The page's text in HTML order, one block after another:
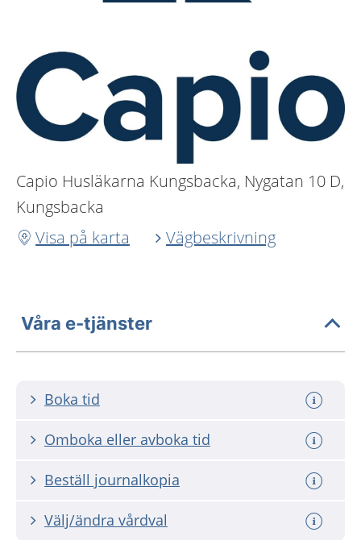
Capio Husläkarna Kungsbacka, Nygatan 10 D,
Kungsbacka
Visa på karta
Vägbeskrivning
Våra e-tjänster
Boka tid
Omboka eller avboka tid
Beställ journalkopia
Välj/ändra vårdval